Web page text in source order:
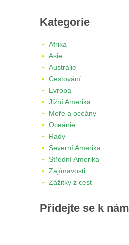
Kategorie
Afrika
Asie
Austrálie
Cestování
Evropa
Jižní Amerika
Moře a oceány
Oceánie
Rady
Severní Amerika
Střední Amerika
Zajímavosti
Zážitky z cest
Přidejte se k nám